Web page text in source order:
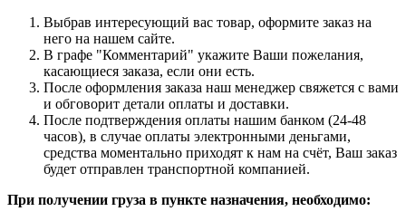
Выбрав интересующий вас товар, оформите заказ на
него на нашем сайте.
В графе "Комментарий" укажите Ваши пожелания,
касающиеся заказа, если они есть.
После оформления заказа наш менеджер свяжется с вами
и обговорит детали оплаты и доставки.
После подтверждения оплаты нашим банком (24-48
часов), в случае оплаты электронными деньгами,
средства моментально приходят к нам на счёт, Ваш заказ
будет отправлен транспортной компанией.
При получении груза в пункте назначения, необходимо: